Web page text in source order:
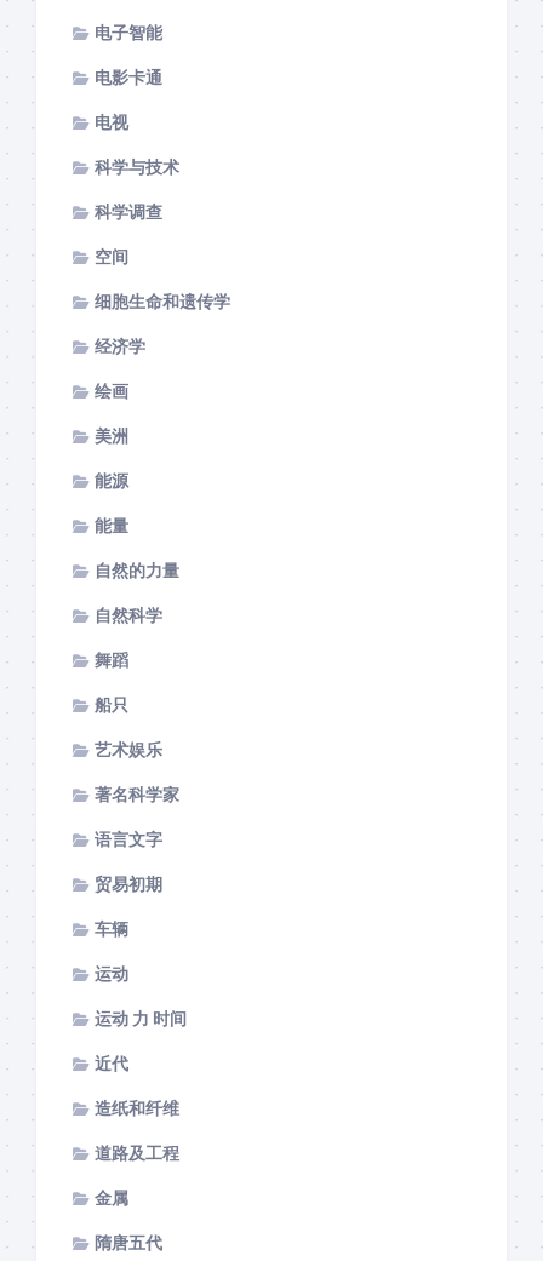
电子智能
电影卡通
电视
科学与技术
科学调查
空间
细胞生命和遗传学
经济学
绘画
美洲
能源
能量
自然的力量
自然科学
舞蹈
船只
艺术娱乐
著名科学家
语言文字
贸易初期
车辆
运动
运动 力 时间
近代
造纸和纤维
道路及工程
金属
隋唐五代